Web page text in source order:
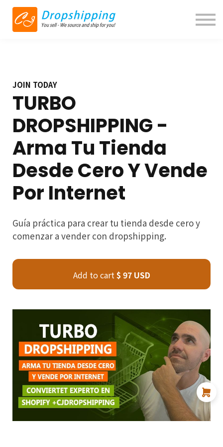
Blog
Contact us
JOIN TODAY
TURBO
DROPSHIPPING -
Arma Tu Tienda
Desde Cero Y Vende
Por Internet
Guía práctica para crear tu tienda desde cero y
comenzar a vender con dropshipping.
Add to cart $ 97 USD